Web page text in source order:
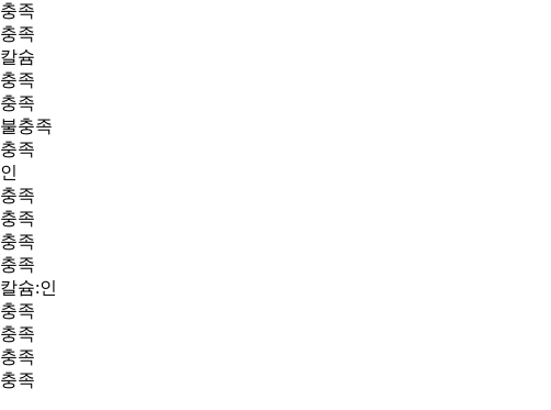
충족
충족
칼슘
충족
충족
불충족
충족
인
충족
충족
충족
충족
칼슘:인
충족
충족
충족
충족